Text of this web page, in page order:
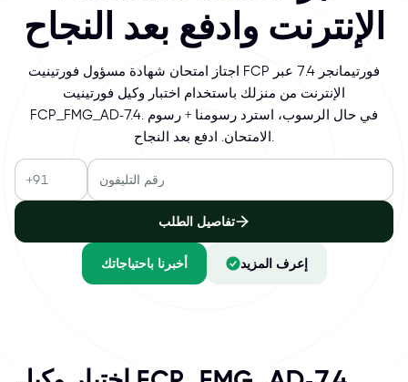
الإنترنت وادفع بعد النجاح
اجتاز امتحان شهادة مسؤول فورتينيت FCP فورتيمانجر 7.4 عبر
الإنترنت من منزلك باستخدام اختبار وكيل فورتينيت
FCP_FMG_AD-7.4. في حال الرسوب، استرد رسومنا + رسوم
الامتحان. ادفع بعد النجاح.
تفاصيل الطلب
أخبرنا باحتياجاتك إعرف المزيد